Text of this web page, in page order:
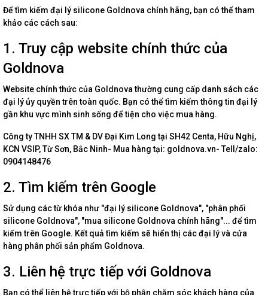
Để tìm kiếm đại lý silicone Goldnova chính hãng, bạn có thể tham
khảo các cách sau:
1. Truy cập website chính thức của
Goldnova
Website chính thức của Goldnova thường cung cấp danh sách các
đại lý ủy quyền trên toàn quốc. Bạn có thể tìm kiếm thông tin đại lý
gần khu vực mình sinh sống để tiện cho việc mua hàng.
Công ty TNHH SX TM & DV Đại Kim Long tại SH42 Centa, Hữu Nghị,
KCN VSIP, Từ Sơn, Bắc Ninh- Mua hàng tại: goldnova.vn- Tell/zalo:
0904148476
2. Tìm kiếm trên Google
Sử dụng các từ khóa như "đại lý silicone Goldnova", "phân phối
silicone Goldnova", "mua silicone Goldnova chính hãng"... để tìm
kiếm trên Google. Kết quả tìm kiếm sẽ hiển thị các đại lý và cửa
hàng phân phối sản phẩm Goldnova.
3. Liên hệ trực tiếp với Goldnova
Bạn có thể liên hệ trực tiếp với bộ phận chăm sóc khách hàng của